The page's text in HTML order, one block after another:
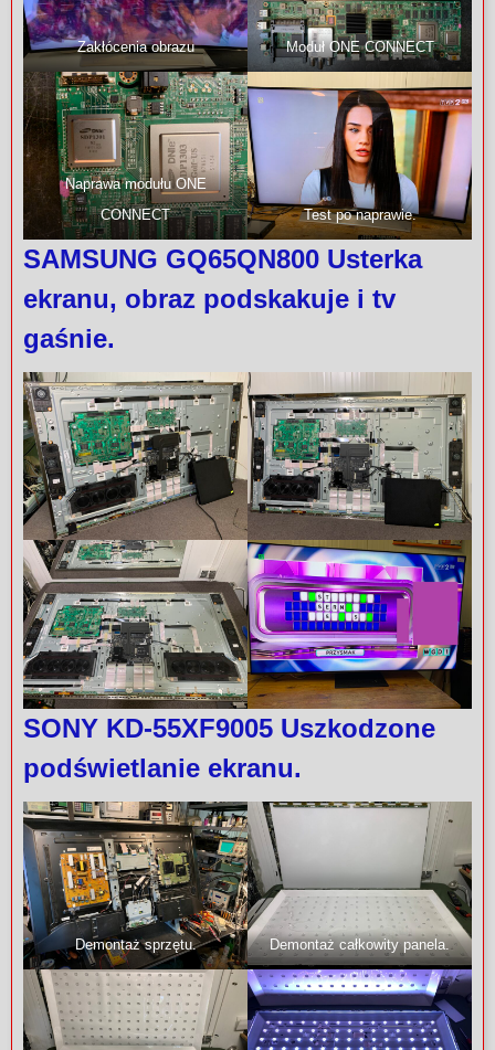
Zakłócenia obrazu Moduł ONE CONNECT
Naprawa modułu ONE
CONNECT
Test po naprawie.
SAMSUNG GQ65QN800 Usterka
ekranu, obraz podskakuje i tv
gaśnie.
SONY KD-55XF9005 Uszkodzone
podświetlanie ekranu.
Demontaż sprzętu. Demontaż całkowity panela.